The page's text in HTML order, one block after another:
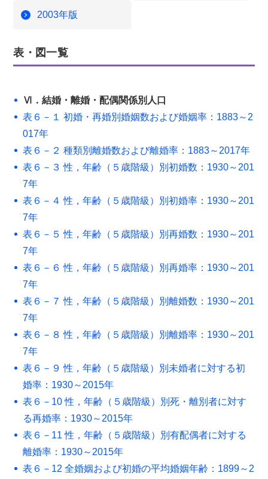
2003年版
表・図一覧
Ⅵ．結婚・離婚・配偶関係別人口
表６－１ 初婚・再婚別婚姻数および婚姻率：1883～2
017年
表６－２ 種類別離婚数および離婚率：1883～2017年
表６－３ 性，年齢（５歳階級）別初婚数：1930～201
7年
表６－４ 性，年齢（５歳階級）別初婚率：1930～201
7年
表６－５ 性，年齢（５歳階級）別再婚数：1930～201
7年
表６－６ 性，年齢（５歳階級）別再婚率：1930～201
7年
表６－７ 性，年齢（５歳階級）別離婚数：1930～201
7年
表６－８ 性，年齢（５歳階級）別離婚率：1930～201
7年
表６－９ 性，年齢（５歳階級）別未婚者に対する初
婚率：1930～2015年
表６－10 性，年齢（５歳階級）別死・離別者に対す
る再婚率：1930～2015年
表６－11 性，年齢（５歳階級）別有配偶者に対する
離婚率：1930～2015年
表６－12 全婚姻および初婚の平均婚姻年齢：1899～2